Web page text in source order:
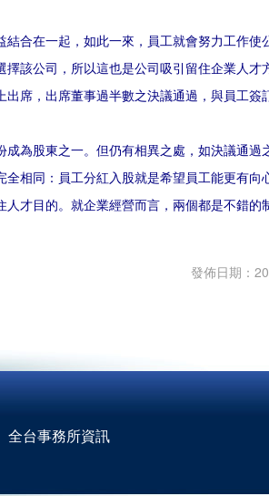
合在一起，如此一來，員工就會努力工作使
該公司，所以這也是公司吸引留住企業人才
席，出席董事過半數之決議通過，與員工簽
為股東之一。但仍有相異之處，如決議通過
相同：員工分紅入股就是希望員工能更有向
才目的。就企業經營而言，兩個都是不錯的
發佈日期：
全台事務所資訊